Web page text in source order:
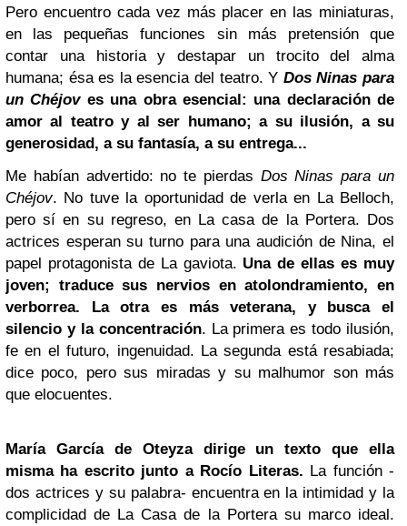
Pero encuentro cada vez más placer en las miniaturas,
en las pequeñas funciones sin más pretensión que
contar una historia y destapar un trocito del alma
humana; ésa es la esencia del teatro. Y Dos Ninas para
un Chéjoves una obra esencial: una declaración de
amor al teatro y al ser humano; a su ilusión, a su
generosidad, a su fantasía, a su entrega...
Me habían advertido: no te pierdas Dos Ninas para un
Chéjov. No tuve la oportunidad de verla en La Belloch,
pero sí en su regreso, en La casa de la Portera. Dos
actrices esperan su turno para una audición de Nina, el
papel protagonista de La gaviota. Una de ellas es muy
joven; traduce sus nervios en atolondramiento, en
verborrea. La otra es más veterana, y busca el
silencio y la concentración. La primera es todo ilusión,
fe en el futuro, ingenuidad. La segunda está resabiada;
dice poco, pero sus miradas y su malhumor son más
que elocuentes.
María García de Oteyza dirige un texto que ella
misma ha escrito junto a Rocío Literas. La función -
dos actrices y su palabra- encuentra en la intimidad y la
complicidad de La Casa de la Portera su marco ideal.